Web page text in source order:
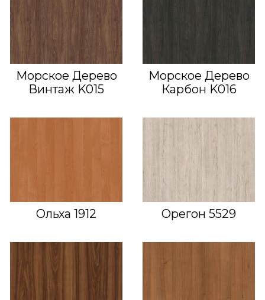
Морское Дерево
Винтаж K015
Морское Дерево
Карбон K016
Ольха 1912 Орегон 5529